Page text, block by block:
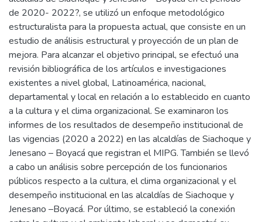
de 2020- 2022?, se utilizó un enfoque metodológico
estructuralista para la propuesta actual, que consiste en un
estudio de análisis estructural y proyección de un plan de
mejora. Para alcanzar el objetivo principal, se efectuó una
revisión bibliográfica de los artículos e investigaciones
existentes a nivel global, Latinoamérica, nacional,
departamental y local en relación a lo establecido en cuanto
a la cultura y el clima organizacional. Se examinaron los
informes de los resultados de desempeño institucional de
las vigencias (2020 a 2022) en las alcaldías de Siachoque y
Jenesano – Boyacá que registran el MIPG. También se llevó
a cabo un análisis sobre percepción de los funcionarios
públicos respecto a la cultura, el clima organizacional y el
desempeño institucional en las alcaldías de Siachoque y
Jenesano –Boyacá. Por último, se estableció la conexión